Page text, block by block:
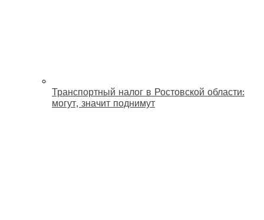
Транспортный налог в Ростовской области:
могут, значит поднимут